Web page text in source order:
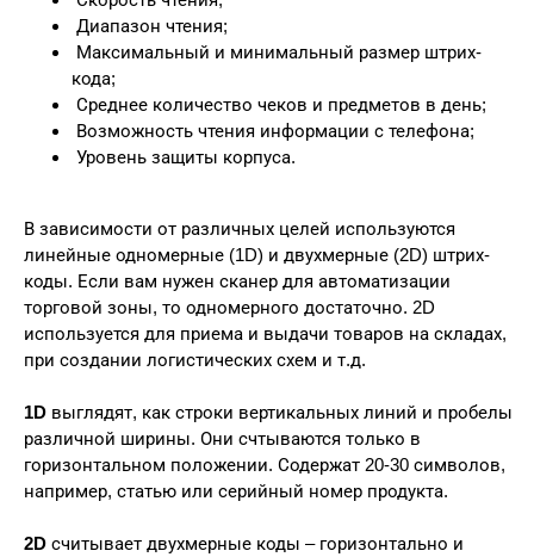
Диапазон чтения;
Максимальный и минимальный размер штрих-
кода;
Среднее количество чеков и предметов в день;
Возможность чтения информации с телефона;
Уровень защиты корпуса.
В зависимости от различных целей используются
линейные одномерные (1D) и двухмерные (2D) штрих-
коды. Если вам нужен сканер для автоматизации
торговой зоны, то одномерного достаточно. 2D
используется для приема и выдачи товаров на складах,
при создании логистических схем и т.д.
1D выглядят, как строки вертикальных линий и пробелы
различной ширины. Они счтываются только в
горизонтальном положении. Содержат 20-30 символов,
например, статью или серийный номер продукта.
2D считывает двухмерные коды – горизонтально и